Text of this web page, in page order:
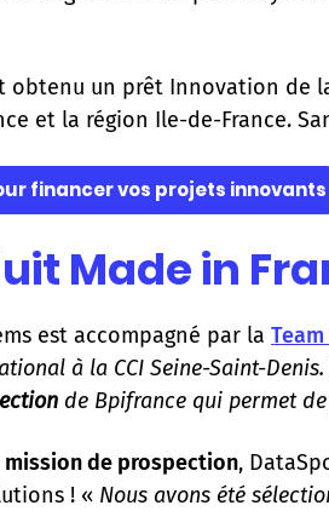
obtenu un prêt Innovation de
et la région Ile-de-France.
financer vos projets innovants
Made in
est accompagné par la
à la CCI Seine-Saint-
de Bpifrance qui permet
mission de prospection,
! « Nous avons été